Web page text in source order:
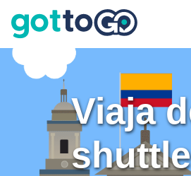
Viaja